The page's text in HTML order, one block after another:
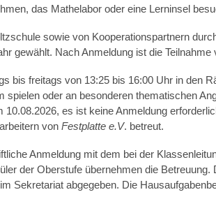
das Mathelabor oder eine Lerninsel
sowie von Kooperationspartnern
gewählt. Nach Anmeldung ist die Teilnahme
bis freitags von 13:25 bis 16:00 Uhr in den
oder an besonderen thematischen
es ist keine Anmeldung
vonFestplatte e.V. betreut.
Anmeldung mit dem bei der
der Oberstufe übernehmen die Betreuung.
Sekretariat abgegeben. Die